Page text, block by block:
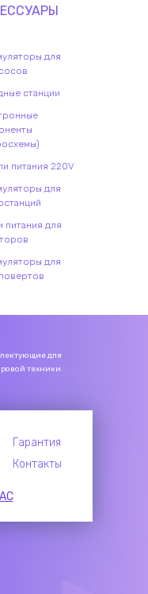
для
станции
питания 220V
для
питания для
для
для
техники
Гарантия
Контакты